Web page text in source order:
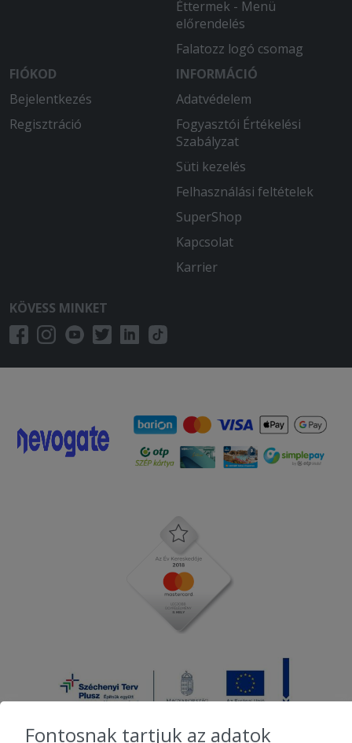
Éttermek - Menü
előrendelés
Falatozz logó csomag
FIÓKOD
Bejelentkezés
Regisztráció
INFORMÁCIÓ
Adatvédelem
Fogyasztói Értékelési
Szabályzat
Süti kezelés
Felhasználási feltételek
SuperShop
Kapcsolat
Karrier
KÖVESS MINKET
Fontosnak tartjuk az adatok